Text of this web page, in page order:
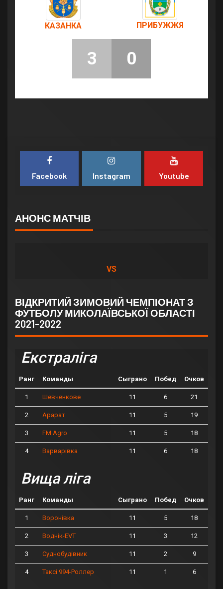
КАЗАНКА ПРИБУЖЖЯ
3 0
Facebook Instagram Youtube
АНОНС МАТЧІВ
VS
ВІДКРИТИЙ ЗИМОВИЙ ЧЕМПІОНАТ З
ФУТБОЛУ МИКОЛАЇВСЬКОЇ ОБЛАСТІ
2021-2022
Екстраліга
Ранг Команды Сыграно Побед Очков
1 Шевченкове 11 6 21
2 Арарат 11 5 19
3 FM Agro 11 5 18
4 Варварівка 11 6 18
Вища ліга
Ранг Команды Сыграно Побед Очков
1 Воронівка 11 5 18
2 Воднік-EVT 11 3 12
3 Суднобудівник 11 2 9
4 Таксі 994-Роллер 11 1 6